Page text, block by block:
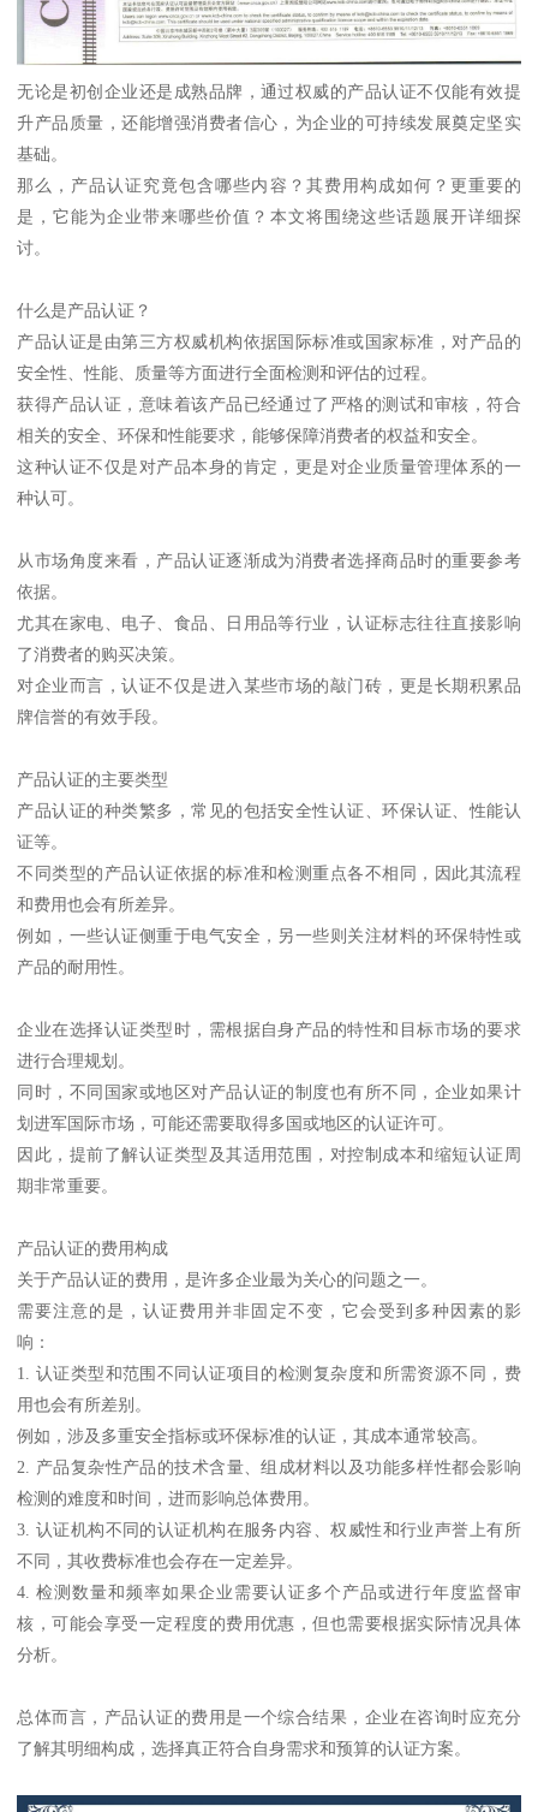
无论是初创企业还是成熟品牌，通过权威的产品认证不仅能有效提
升产品质量，还能增强消费者信心，为企业的可持续发展奠定坚实
基础。
那么，产品认证究竟包含哪些内容？其费用构成如何？更重要的
是，它能为企业带来哪些价值？本文将围绕这些话题展开详细探
讨。
什么是产品认证？
产品认证是由第三方权威机构依据国际标准或国家标准，对产品的
安全性、性能、质量等方面进行全面检测和评估的过程。
获得产品认证，意味着该产品已经通过了严格的测试和审核，符合
相关的安全、环保和性能要求，能够保障消费者的权益和安全。
这种认证不仅是对产品本身的肯定，更是对企业质量管理体系的一
种认可。
从市场角度来看，产品认证逐渐成为消费者选择商品时的重要参考
依据。
尤其在家电、电子、食品、日用品等行业，认证标志往往直接影响
了消费者的购买决策。
对企业而言，认证不仅是进入某些市场的敲门砖，更是长期积累品
牌信誉的有效手段。
产品认证的主要类型
产品认证的种类繁多，常见的包括安全性认证、环保认证、性能认
证等。
不同类型的产品认证依据的标准和检测重点各不相同，因此其流程
和费用也会有所差异。
例如，一些认证侧重于电气安全，另一些则关注材料的环保特性或
产品的耐用性。
企业在选择认证类型时，需根据自身产品的特性和目标市场的要求
进行合理规划。
同时，不同国家或地区对产品认证的制度也有所不同，企业如果计
划进军国际市场，可能还需要取得多国或地区的认证许可。
因此，提前了解认证类型及其适用范围，对控制成本和缩短认证周
期非常重要。
产品认证的费用构成
关于产品认证的费用，是许多企业最为关心的问题之一。
需要注意的是，认证费用并非固定不变，它会受到多种因素的影
响：
1. 认证类型和范围不同认证项目的检测复杂度和所需资源不同，费
用也会有所差别。
例如，涉及多重安全指标或环保标准的认证，其成本通常较高。
2. 产品复杂性产品的技术含量、组成材料以及功能多样性都会影响
检测的难度和时间，进而影响总体费用。
3. 认证机构不同的认证机构在服务内容、权威性和行业声誉上有所
不同，其收费标准也会存在一定差异。
4. 检测数量和频率如果企业需要认证多个产品或进行年度监督审
核，可能会享受一定程度的费用优惠，但也需要根据实际情况具体
分析。
总体而言，产品认证的费用是一个综合结果，企业在咨询时应充分
了解其明细构成，选择真正符合自身需求和预算的认证方案。